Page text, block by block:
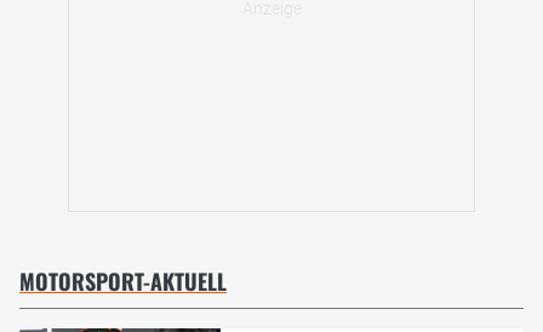
MOTORSPORT-AKTUELL